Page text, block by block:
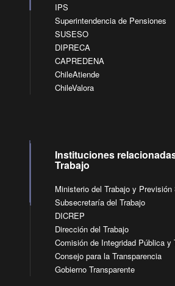
IPS
Superintendencia de Pensiones
SUSESO
DIPRECA
CAPREDENA
ChileAtiende
ChileValora
Instituciones
Trabajo
Ministerio del Trabajo y Previsión
Subsecretaría del Trabajo
DICREP
Dirección del Trabajo
Comisión de Integridad Pública y
Consejo para la Transparencia
Gobierno Transparente